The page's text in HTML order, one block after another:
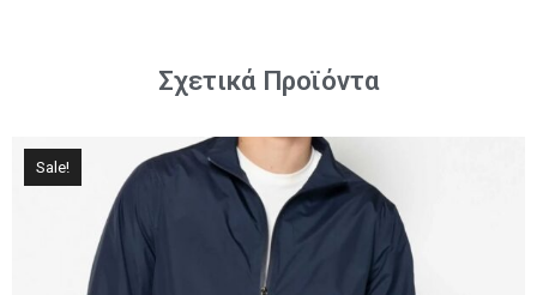
Σχετικά Προϊόντα
Sale!